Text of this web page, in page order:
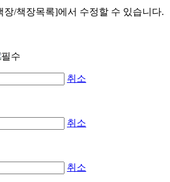
장/책장목록]에서 수정할 수 있습니다.
취소
취소
취소